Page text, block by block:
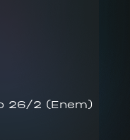
26/2 (Enem)